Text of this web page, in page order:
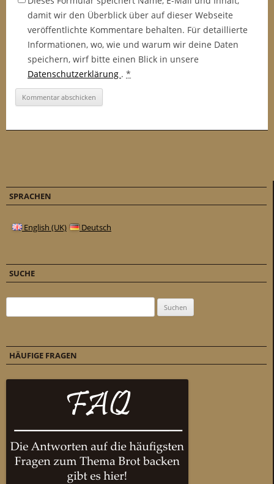
damit wir den Überblick über auf dieser Webseite
veröffentlichte Kommentare behalten. Für detaillierte
Informationen, wo, wie und warum wir deine Daten
speichern, wirf bitte einen Blick in unsere
Datenschutzerklärung . *
SPRACHEN
English (UK) Deutsch
SUCHE
HÄUFIGE FRAGEN